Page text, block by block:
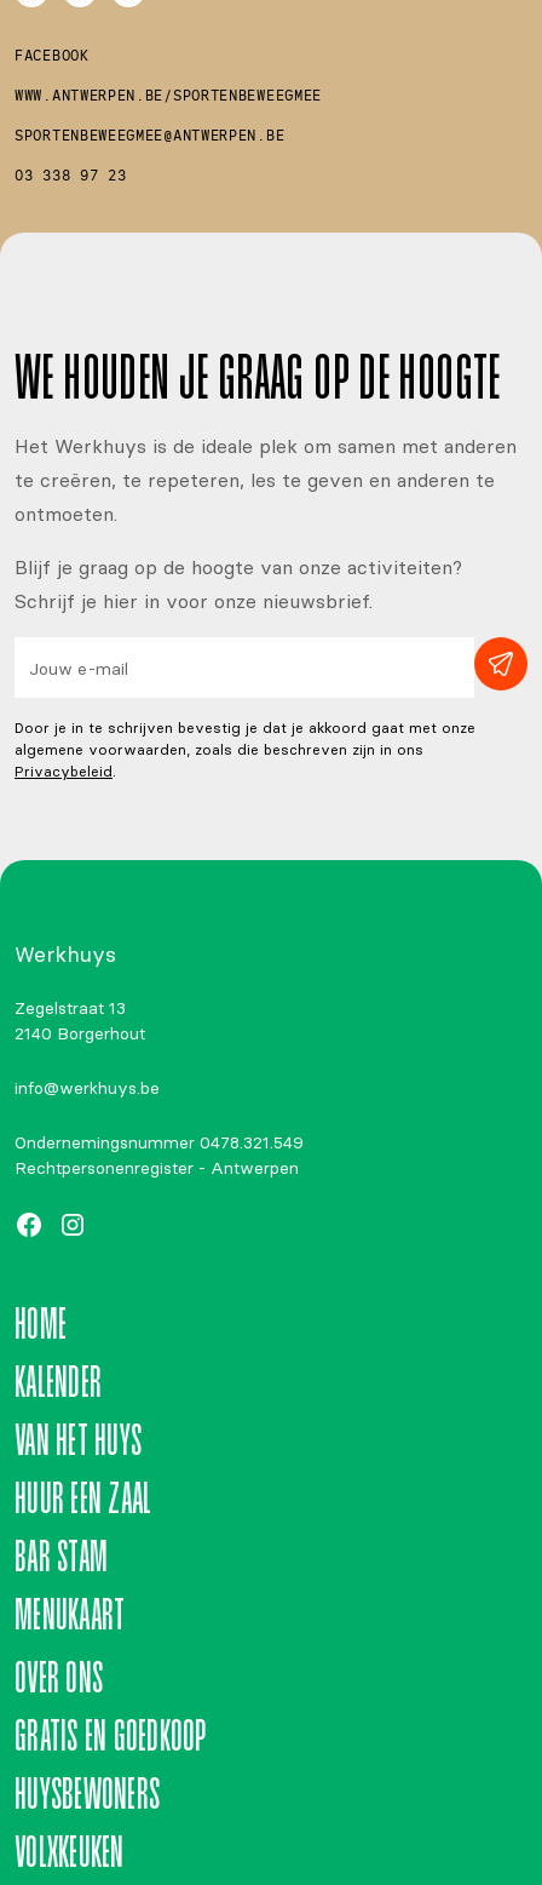
FACEBOOK
WWW.ANTWERPEN.BE/SPORTENBEWEEGMEE
SPORTENBEWEEGMEE@ANTWERPEN.BE
03 338 97 23
WE HOUDEN JE GRAAG OP DE HOOGTE
Het Werkhuys is de ideale plek om samen met anderen
te creëren, te repeteren, les te geven en anderen te
ontmoeten.
Blijf je graag op de hoogte van onze activiteiten?
Schrijf je hier in voor onze nieuwsbrief.
Door je in te schrijven bevestig je dat je akkoord gaat met onze
algemene voorwaarden, zoals die beschreven zijn in ons
Privacybeleid.
Werkhuys
Zegelstraat 13
2140 Borgerhout
info@werkhuys.be
Ondernemingsnummer 0478.321.549
Rechtpersonenregister - Antwerpen
HOME
KALENDER
VAN HET HUYS
HUUR EEN ZAAL
BAR STAM
MENUKAART
OVER ONS
GRATIS EN GOEDKOOP
HUYSBEWONERS
VOLXKEUKEN